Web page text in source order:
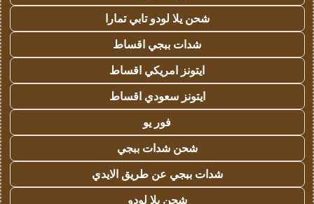
شحن يلا لودو تابي تمارا
شدات ببجي اقساط
ايتونز امريكي اقساط
ايتونز سعودي اقساط
فور يو
شحن شدات ببجي
شدات ببجي عن طريق الايدي
شحن يلا لودو